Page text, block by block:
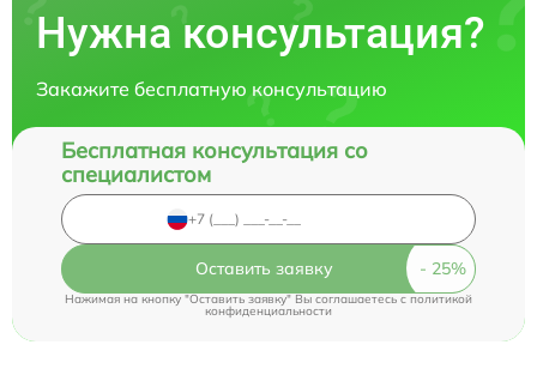
Нужна консультация?
Закажите бесплатную консультацию
Бесплатная консультация со
специалистом
Оставить заявку
Нажимая на кнопку "Оставить заявку" Вы соглашаетесь cполитикой
конфиденциальности